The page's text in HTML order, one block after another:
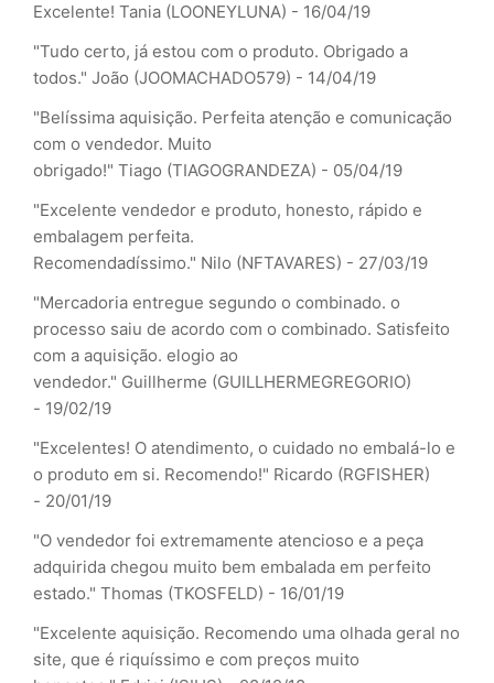
Excelente! Tania (LOONEYLUNA) - 16/04/19
"Tudo certo, já estou com o produto. Obrigado a
todos." João (JOOMACHADO579) - 14/04/19
"Belíssima aquisição. Perfeita atenção e comunicação
com o vendedor. Muito
obrigado!" Tiago (TIAGOGRANDEZA) - 05/04/19
"Excelente vendedor e produto, honesto, rápido e
embalagem perfeita.
Recomendadíssimo." Nilo (NFTAVARES) - 27/03/19
"Mercadoria entregue segundo o combinado. o
processo saiu de acordo com o combinado. Satisfeito
com a aquisição. elogio ao
vendedor." Guillherme (GUILLHERMEGREGORIO)
- 19/02/19
"Excelentes! O atendimento, o cuidado no embalá-lo e
o produto em si. Recomendo!" Ricardo (RGFISHER)
- 20/01/19
"O vendedor foi extremamente atencioso e a peça
adquirida chegou muito bem embalada em perfeito
estado." Thomas (TKOSFELD) - 16/01/19
"Excelente aquisição. Recomendo uma olhada geral no
site, que é riquíssimo e com preços muito